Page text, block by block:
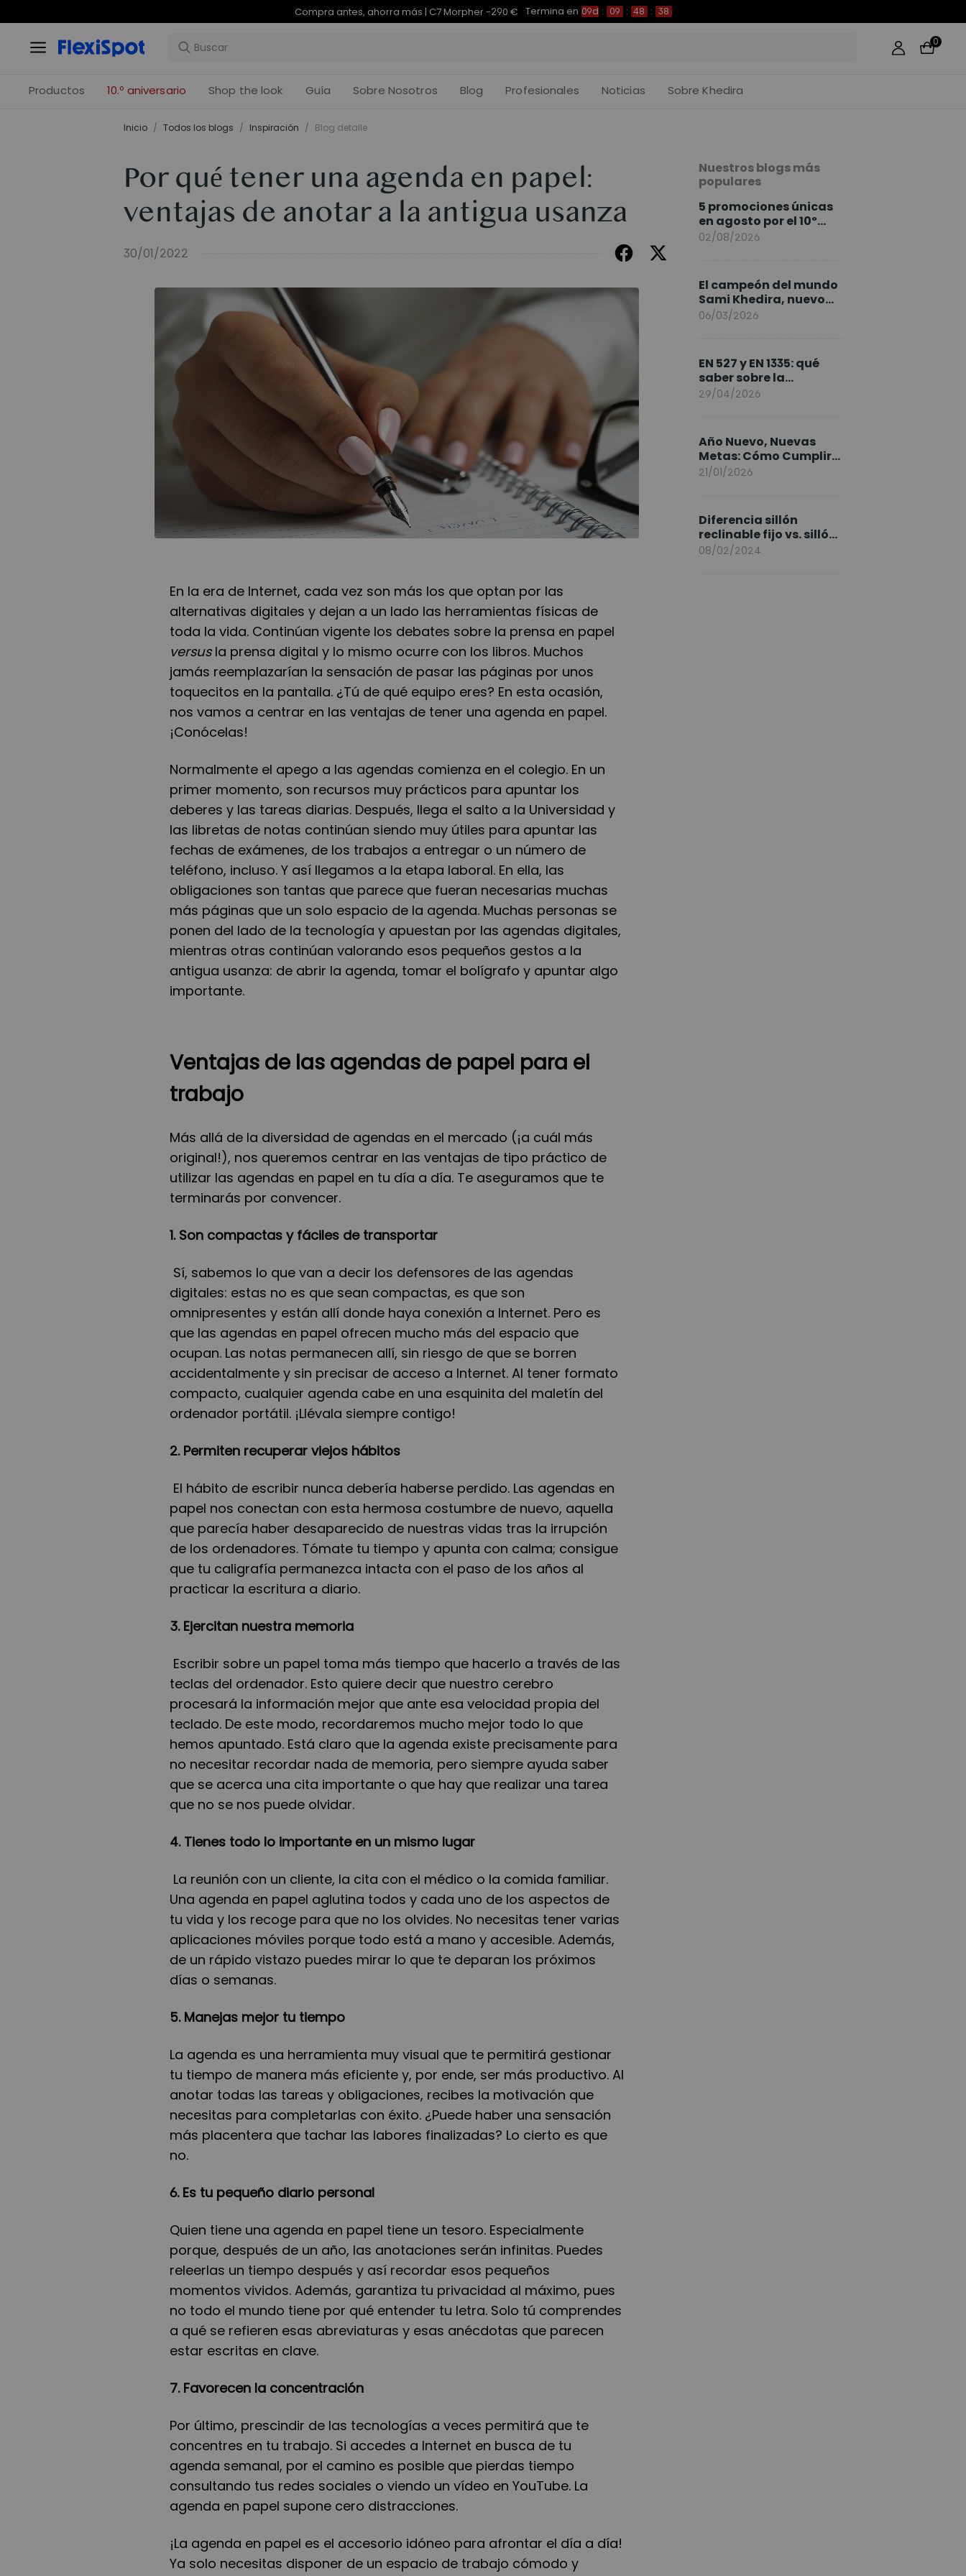
Compra antes, ahorra más | E7 Plus -200 € Termina en 09d : 09 : 48 : 37
0
Productos 10.º aniversario Shop the look Guía Sobre Nosotros Blog Profesionales Noticias Sobre Khedira
Inicio / Todos los blogs / Inspiración / Blog detalle
Por qué tener una agenda en papel:
ventajas de anotar a la antigua usanza
30/01/2022
En la era de Internet, cada vez son más los que optan por las
alternativas digitales y dejan a un lado las herramientas físicas de
toda la vida. Continúan vigente los debates sobre la prensa en papel
versusla prensa digital y lo mismo ocurre con los libros. Muchos
jamás reemplazarían la sensación de pasar las páginas por unos
toquecitos en la pantalla. ¿Tú de qué equipo eres? En esta ocasión,
nos vamos a centrar en las ventajas de tener una agenda en papel.
¡Conócelas!
Normalmente el apego a las agendas comienza en el colegio. En un
primer momento, son recursos muy prácticos para apuntar los
deberes y las tareas diarias. Después, llega el salto a la Universidad y
las libretas de notas continúan siendo muy útiles para apuntar las
fechas de exámenes, de los trabajos a entregar o un número de
teléfono, incluso. Y así llegamos a la etapa laboral. En ella, las
obligaciones son tantas que parece que fueran necesarias muchas
más páginas que un solo espacio de la agenda. Muchas personas se
ponen del lado de la tecnología y apuestan por las agendas digitales,
mientras otras continúan valorando esos pequeños gestos a la
antigua usanza: de abrir la agenda, tomar el bolígrafo y apuntar algo
importante.
Ventajas de las agendas de papel para el
trabajo
Más allá de la diversidad de agendas en el mercado (¡a cuál más
original!), nos queremos centrar en las ventajas de tipo práctico de
utilizar las agendas en papel en tu día a día. Te aseguramos que te
terminarás por convencer.
1. Son compactas y fáciles de transportar
Sí, sabemos lo que van a decir los defensores de las agendas
digitales: estas no es que sean compactas, es que son
omnipresentes y están allí donde haya conexión a Internet. Pero es
que las agendas en papel ofrecen mucho más del espacio que
ocupan. Las notas permanecen allí, sin riesgo de que se borren
accidentalmente y sin precisar de acceso a Internet. Al tener formato
compacto, cualquier agenda cabe en una esquinita del maletín del
ordenador portátil. ¡Llévala siempre contigo!
2. Permiten recuperar viejos hábitos
El hábito de escribir nunca debería haberse perdido. Las agendas en
papel nos conectan con esta hermosa costumbre de nuevo, aquella
que parecía haber desaparecido de nuestras vidas tras la irrupción
de los ordenadores. Tómate tu tiempo y apunta con calma; consigue
que tu caligrafía permanezca intacta con el paso de los años al
practicar la escritura a diario.
3. Ejercitan nuestra memoria
Escribir sobre un papel toma más tiempo que hacerlo a través de las
teclas del ordenador. Esto quiere decir que nuestro cerebro
procesará la información mejor que ante esa velocidad propia del
teclado. De este modo, recordaremos mucho mejor todo lo que
hemos apuntado. Está claro que la agenda existe precisamente para
no necesitar recordar nada de memoria, pero siempre ayuda saber
que se acerca una cita importante o que hay que realizar una tarea
que no se nos puede olvidar.
4. Tienes todo lo importante en un mismo lugar
La reunión con un cliente, la cita con el médico o la comida familiar.
Una agenda en papel aglutina todos y cada uno de los aspectos de
tu vida y los recoge para que no los olvides. No necesitas tener varias
aplicaciones móviles porque todo está a mano y accesible. Además,
de un rápido vistazo puedes mirar lo que te deparan los próximos
días o semanas.
5. Manejas mejor tu tiempo
La agenda es una herramienta muy visual que te permitirá gestionar
tu tiempo de manera más eficiente y, por ende, ser más productivo. Al
anotar todas las tareas y obligaciones, recibes la motivación que
necesitas para completarlas con éxito. ¿Puede haber una sensación
más placentera que tachar las labores finalizadas? Lo cierto es que
no.
6. Es tu pequeño diario personal
Quien tiene una agenda en papel tiene un tesoro. Especialmente
porque, después de un año, las anotaciones serán infinitas. Puedes
releerlas un tiempo después y así recordar esos pequeños
momentos vividos. Además, garantiza tu privacidad al máximo, pues
no todo el mundo tiene por qué entender tu letra. Solo tú comprendes
a qué se refieren esas abreviaturas y esas anécdotas que parecen
estar escritas en clave.
7. Favorecen la concentración
Por último, prescindir de las tecnologías a veces permitirá que te
concentres en tu trabajo. Si accedes a Internet en busca de tu
agenda semanal, por el camino es posible que pierdas tiempo
consultando tus redes sociales o viendo un vídeo en YouTube. La
agenda en papel supone cero distracciones.
¡La agenda en papel es el accesorio idóneo para afrontar el día a día!
Ya solo necesitas disponer de un espacio de trabajo cómodo y
Nuestros blogs más
populares
5 promociones únicas
en agosto por el 10º
Aniversario de
02/08/2026
El campeón del mundo
Sami Khedira, nuevo
embajador de
06/03/2026
EN 527 y EN 1335: qué
saber sobre la
normativa de los
29/04/2026
Año Nuevo, Nuevas
Metas: Cómo Cumplir
tus Objetivos Fitness
21/01/2026
Diferencia sillón
reclinable fijo vs. sillón
elevable
08/02/2024